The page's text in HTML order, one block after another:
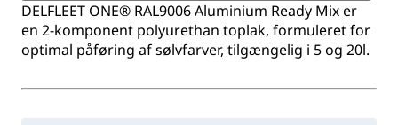
DELFLEET ONE® RAL9006 Aluminium Ready Mix er
en 2-komponent polyurethan toplak, formuleret for
optimal påføring af sølvfarver, tilgængelig i 5 og 20l.